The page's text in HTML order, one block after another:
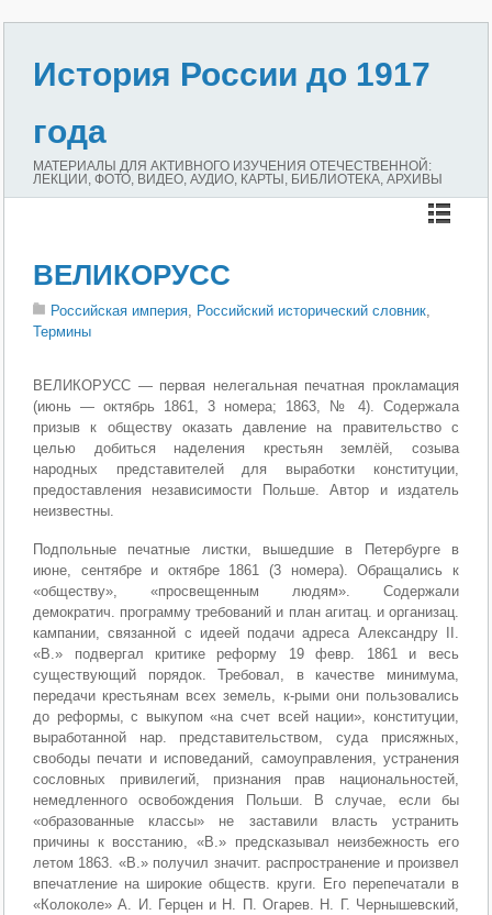
История России до 1917
года
МАТЕРИАЛЫ ДЛЯ АКТИВНОГО ИЗУЧЕНИЯ ОТЕЧЕСТВЕННОЙ:
ЛЕКЦИИ, ФОТО, ВИДЕО, АУДИО, КАРТЫ, БИБЛИОТЕКА, АРХИВЫ
ВЕЛИКОРУСС
Российская империя, Российский исторический словник,
Термины
ВЕЛИКОРУСС — первая нелегальная печатная прокламация
(июнь — октябрь 1861, 3 номера; 1863, № 4). Содержала
призыв к обществу оказать давление на правительство с
целью добиться наделения крестьян землёй, созыва
народных представителей для выработки конституции,
предоставления независимости Польше. Автор и издатель
неизвестны.
Подпольные печатные листки, вышедшие в Петербурге в
июне, сентябре и октябре 1861 (3 номера). Обращались к
«обществу», «просвещенным людям». Содержали
демократич. программу требований и план агитац. и организац.
кампании, связанной с идеей подачи адреса Александру II.
«В.» подвергал критике реформу 19 февр. 1861 и весь
существующий порядок. Требовал, в качестве минимума,
передачи крестьянам всех земель, к-рыми они пользовались
до реформы, с выкупом «на счет всей нации», конституции,
выработанной нар. представительством, суда присяжных,
свободы печати и исповеданий, самоуправления, устранения
сословных привилегий, признания прав национальностей,
немедленного освобождения Польши. В случае, если бы
«образованные классы» не заставили власть устранить
причины к восстанию, «В.» предсказывал неизбежность его
летом 1863. «В.» получил значит. распространение и произвел
впечатление на широкие обществ. круги. Его перепечатали в
«Колоколе» А. И. Герцен и Н. П. Огарев. Н. Г. Чернышевский,